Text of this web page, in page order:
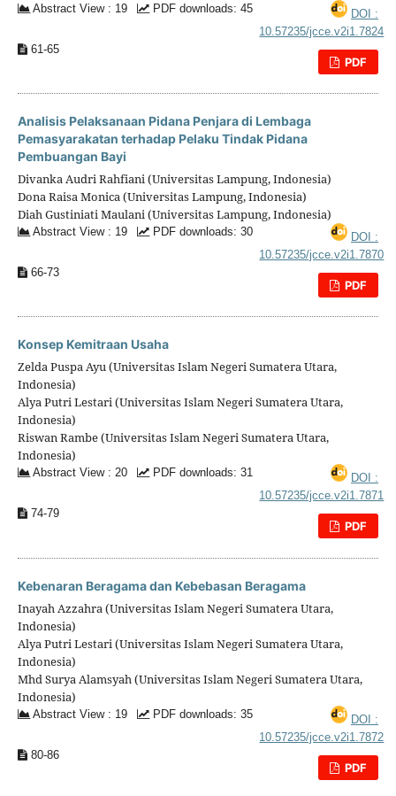
Abstract View : 19 PDF downloads: 45
DOI :
10.57235/jcce.v2i1.7824
61-65
PDF
Analisis Pelaksanaan Pidana Penjara di Lembaga
Pemasyarakatan terhadap Pelaku Tindak Pidana
Pembuangan Bayi
Divanka Audri Rahfiani (Universitas Lampung, Indonesia)
Dona Raisa Monica (Universitas Lampung, Indonesia)
Diah Gustiniati Maulani (Universitas Lampung, Indonesia)
Abstract View : 19 PDF downloads: 30
DOI :
10.57235/jcce.v2i1.7870
66-73
PDF
Konsep Kemitraan Usaha
Zelda Puspa Ayu (Universitas Islam Negeri Sumatera Utara,
Indonesia)
Alya Putri Lestari (Universitas Islam Negeri Sumatera Utara,
Indonesia)
Riswan Rambe (Universitas Islam Negeri Sumatera Utara,
Indonesia)
Abstract View : 20 PDF downloads: 31
DOI :
10.57235/jcce.v2i1.7871
74-79
PDF
Kebenaran Beragama dan Kebebasan Beragama
Inayah Azzahra (Universitas Islam Negeri Sumatera Utara,
Indonesia)
Alya Putri Lestari (Universitas Islam Negeri Sumatera Utara,
Indonesia)
Mhd Surya Alamsyah (Universitas Islam Negeri Sumatera Utara,
Indonesia)
Abstract View : 19 PDF downloads: 35
DOI :
10.57235/jcce.v2i1.7872
80-86
PDF